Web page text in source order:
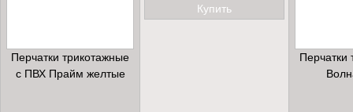
Перчатки трикотажные
с ПВХ Прайм желтые
Купить
Перчатки